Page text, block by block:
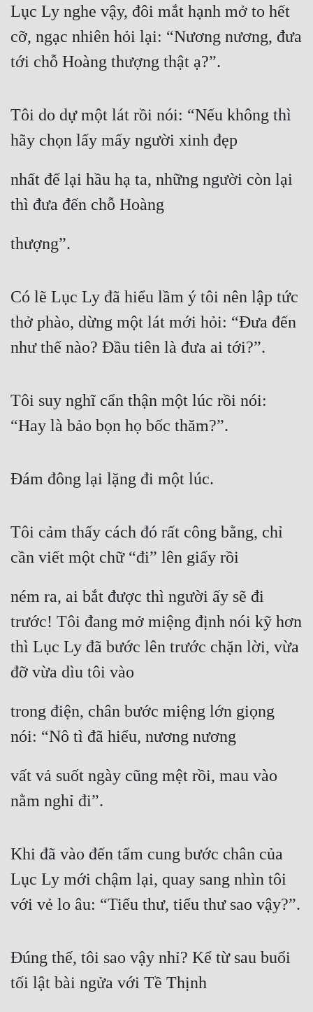
Lục Ly nghe vậy, đôi mắt hạnh mở to hết
cỡ, ngạc nhiên hỏi lại: “Nương nương, đưa
tới chỗ Hoàng thượng thật ạ?”.
Tôi do dự một lát rồi nói: “Nếu không thì
hãy chọn lấy mấy người xinh đẹp
nhất để lại hầu hạ ta, những người còn lại
thì đưa đến chỗ Hoàng
thượng”.
Có lẽ Lục Ly đã hiểu lầm ý tôi nên lập tức
thở phào, dừng một lát mới hỏi: “Đưa đến
như thế nào? Đầu tiên là đưa ai tới?”.
Tôi suy nghĩ cẩn thận một lúc rồi nói:
“Hay là bảo bọn họ bốc thăm?”.
Đám đông lại lặng đi một lúc.
Tôi cảm thấy cách đó rất công bằng, chỉ
cần viết một chữ “đi” lên giấy rồi
ném ra, ai bắt được thì người ấy sẽ đi
trước! Tôi đang mở miệng định nói kỹ hơn
thì Lục Ly đã bước lên trước chặn lời, vừa
đỡ vừa dìu tôi vào
trong điện, chân bước miệng lớn giọng
nói: “Nô tì đã hiểu, nương nương
vất vả suốt ngày cũng mệt rồi, mau vào
nằm nghỉ đi”.
Khi đã vào đến tẩm cung bước chân của
Lục Ly mới chậm lại, quay sang nhìn tôi
với vẻ lo âu: “Tiểu thư, tiểu thư sao vậy?”.
Đúng thế, tôi sao vậy nhỉ? Kể từ sau buổi
tối lật bài ngửa với Tề Thịnh